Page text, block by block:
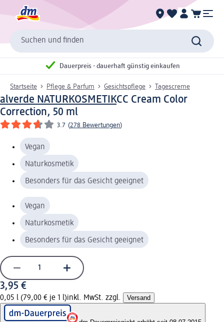
Suchen und finden
Dauerpreis - dauerhaft günstig einkaufen
Startseite Pflege & Parfum Gesichtspflege Tagescreme
alverde NATURKOSMETIKCC Cream Color
Correction, 50 ml
3.7 (278 Bewertungen)
Vegan
Naturkosmetik
Besonders für das Gesicht geeignet
Vegan
Naturkosmetik
Besonders für das Gesicht geeignet
3,95 €
0,05 l (79,00 € je 1 l)inkl. MwSt. zzgl. Versand